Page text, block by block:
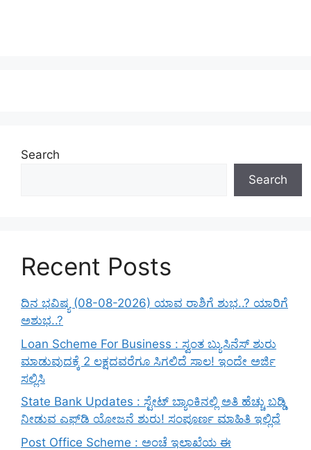
Search
Search
Recent Posts
ದಿನ ಭವಿಷ್ಯ (08-08-2026) ಯಾವ ರಾಶಿಗೆ ಶುಭ..? ಯಾರಿಗೆ
ಅಶುಭ..?
Loan Scheme For Business : ಸ್ವಂತ ಬ್ಯುಸಿನೆಸ್ ಶುರು
ಮಾಡುವುದಕ್ಕೆ 2 ಲಕ್ಷದವರೆಗೂ ಸಿಗಲಿದೆ ಸಾಲ! ಇಂದೇ ಅರ್ಜಿ
ಸಲ್ಲಿಸಿ
State Bank Updates : ಸ್ಟೇಟ್ ಬ್ಯಾಂಕಿನಲ್ಲಿ ಅತಿ ಹೆಚ್ಚು ಬಡ್ಡಿ
ನೀಡುವ ಎಫ್‌ಡಿ ಯೋಜನೆ ಶುರು! ಸಂಪೂರ್ಣ ಮಾಹಿತಿ ಇಲ್ಲಿದೆ
Post Office Scheme : ಅಂಚೆ ಇಲಾಖೆಯ ಈ